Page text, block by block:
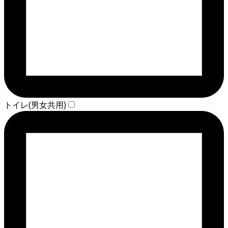
トイレ(男女共用)